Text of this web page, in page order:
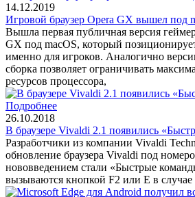
14.12.2019
Игровой браузер Opera GX вышел под
Вышла первая публичная версия
GX под macOS, который
именно для игроков. Аналогично
сборка позволяет ограничивать
ресурсов процессора,
Подробнее
26.10.2018
В браузере Vivaldi 2.1 появились
Разработчики из компании Vivaldi
обновление браузера Vivaldi под
нововведением стали «Быстрые
вызываются кнопкой F2 или E в случае